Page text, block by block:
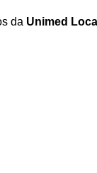
da Unimed